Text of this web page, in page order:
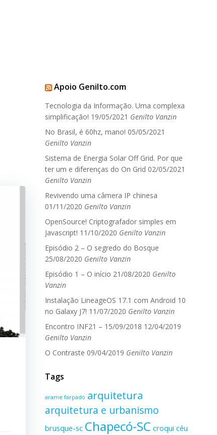
Apoio Genilto.com
Tecnologia da Informação. Uma complexa
simplificação! 19/05/2021 Genilto Vanzin
No Brasil, é 60hz, mano! 05/05/2021
Genilto Vanzin
Sistema de Energia Solar Off Grid. Por que
ter um e diferenças do On Grid 02/05/2021
Genilto Vanzin
Revivendo uma câmera IP chinesa
01/11/2020 Genilto Vanzin
OpenSource! Criptografador simples em
Javascript! 11/10/2020 Genilto Vanzin
Episódio 2 – O segredo do Bosque
25/08/2020 Genilto Vanzin
Episódio 1 – O início 21/08/2020 Genilto
Vanzin
Instalação LineageOS 17.1 com Android 10
no Galaxy J7! 11/07/2020 Genilto Vanzin
Encontro INF21 – 15/09/2018 12/04/2019
Genilto Vanzin
O Contraste 09/04/2019 Genilto Vanzin
Tags
arame farpado arquitetura
arquitetura e urbanismo
brusque-sc Chapecó-SC croqui céu